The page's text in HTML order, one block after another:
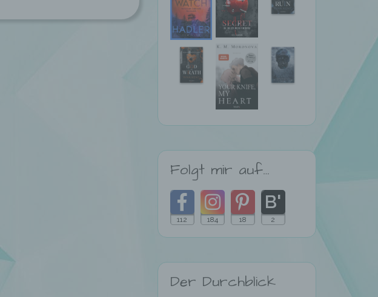
Folgt mir auf…
auf
112
auf
184
auf
18
Blog
2
Der Durchblick